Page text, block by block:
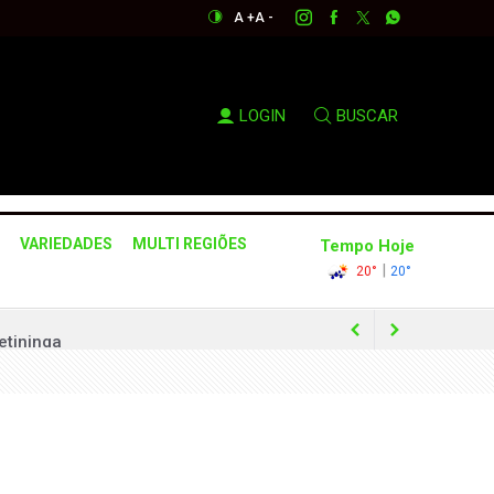
A +A -
LOGIN BUSCAR
VARIEDADES
MULTI REGIÕES
Tempo Hoje
20° | 20°